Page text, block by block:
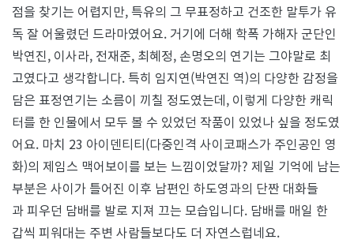
점을 찾기는 어렵지만, 특유의 그 무표정하고 건조한 말투가 유
독 잘 어울렸던 드라마였어요. 거기에 더해 학폭 가해자 군단인
박연진, 이사라, 전재준, 최혜정, 손명오의 연기는 그야말로 최
고였다고 생각합니다. 특히 임지연(박연진 역)의 다양한 감정을
담은 표정연기는 소름이 끼칠 정도였는데, 이렇게 다양한 캐릭
터를 한 인물에서 모두 볼 수 있었던 작품이 있었나 싶을 정도였
어요. 마치 23 아이덴티티(다중인격 사이코패스가 주인공인 영
화)의 제임스 맥어보이를 보는 느낌이었달까? 제일 기억에 남는
부분은 사이가 틀어진 이후 남편인 하도영과의 단짠 대화들
과 피우던 담배를 발로 지져 끄는 모습입니다. 담배를 매일 한
갑씩 피워대는 주변 사람들보다도 더 자연스럽네요.